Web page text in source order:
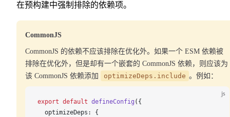
在预构建中强制排除的依赖项。
CommonJS
CommonJS 的依赖不应该排除在优化外。如果一个 ESM 依赖被
排除在优化外，但是却有一个嵌套的 CommonJS 依赖，则应该为
该 CommonJS 依赖添加
optimizeDeps.include 。例如：
js
export default defineConfig ({
optimizeDeps : {